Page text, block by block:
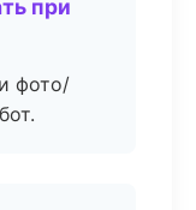
при
фото/